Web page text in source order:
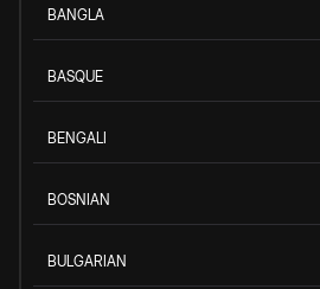
BANGLA
BASQUE
BENGALI
BOSNIAN
BULGARIAN